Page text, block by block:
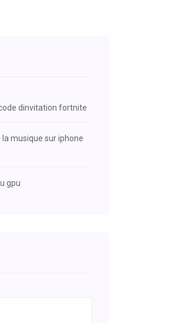
dinvitation fortnite
musique sur iphone
gpu